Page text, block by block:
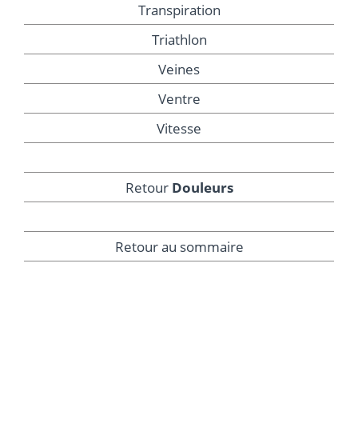
Transpiration
Triathlon
Veines
Ventre
Vitesse
Retour Douleurs
Retour au sommaire